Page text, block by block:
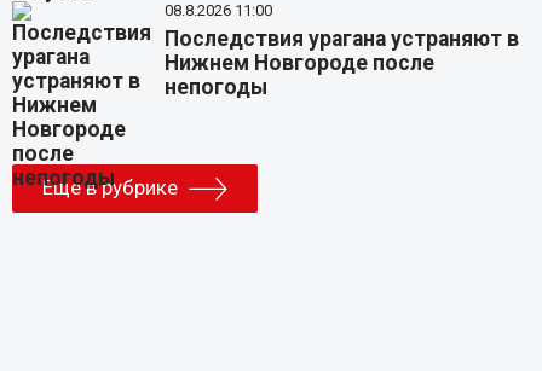
08.8.2026 11:00
Последствия урагана устраняют в
Нижнем Новгороде после
непогоды
Еще в рубрике